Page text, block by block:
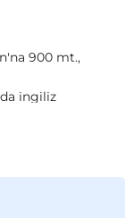
900 mt.,
ingiliz
odali butik otel
35 km